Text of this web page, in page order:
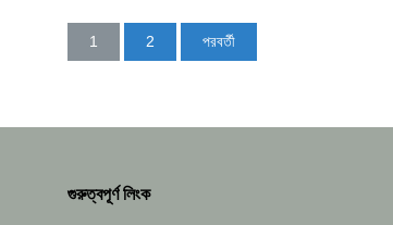
পোস্ট
1 2 পরবর্তী
গুরুত্বপূর্ণ লিংক